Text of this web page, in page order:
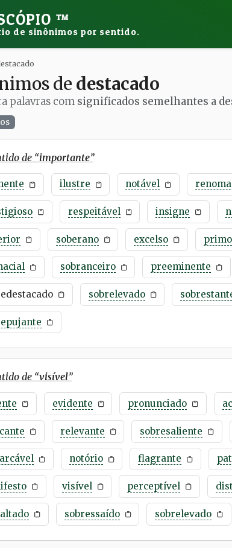
™
de sinônimos por sentido.
de destacado
palavras com significados semelhantes a
de “importante”
ilustre notável
respeitável insigne
soberano excelso
sobranceiro preeminente
sobrelevado
de “visível”
evidente pronunciado
relevante sobresaliente
notório flagrante
visível perceptível
sobressaído sobrelevado